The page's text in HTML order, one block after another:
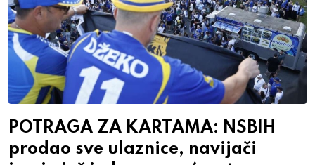
POTRAGA ZA KARTAMA: NSBIH
prodao sve ulaznice, navijači